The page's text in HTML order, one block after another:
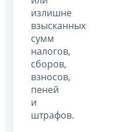
излишне
взысканных
сумм
налогов,
сборов,
взносов,
пеней
и
штрафов.